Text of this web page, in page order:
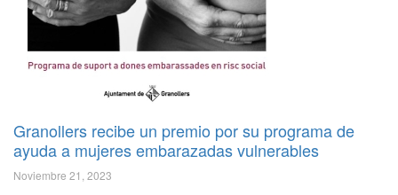
Granollers recibe un premio por su programa de
ayuda a mujeres embarazadas vulnerables
Noviembre 21, 2023